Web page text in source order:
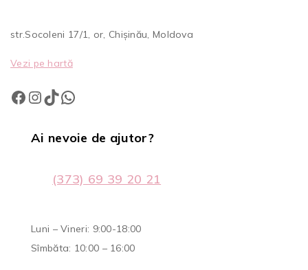
str.Socoleni 17/1, or, Chișinău, Moldova
Vezi pe hartă
Ai nevoie de ajutor?
(373) 69 39 20 21
Luni – Vineri: 9:00-18:00
Sîmbăta: 10:00 – 16:00